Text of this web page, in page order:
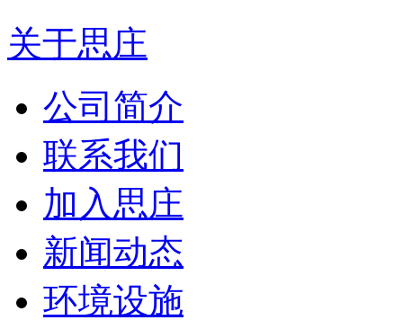
关于思庄
公司简介
联系我们
加入思庄
新闻动态
环境设施